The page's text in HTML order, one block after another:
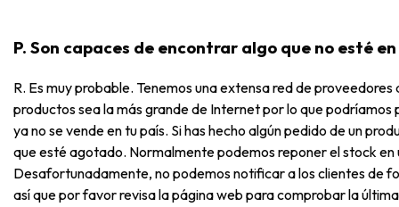
P. Son capaces de encontrar algo que no esté
R. Es muy probable. Tenemos una extensa red de
productos sea la más grande de Internet por lo que
ya no se vende en tu país. Si has hecho algún pedido de un
que esté agotado. Normalmente podemos reponer el stock en
Desafortunadamente, no podemos notificar a los clientes de
así que por favor revisa la página web para comprobar la